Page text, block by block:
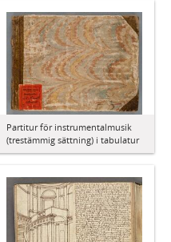
Partitur för instrumentalmusik
(trestämmig sättning) i tabulatur